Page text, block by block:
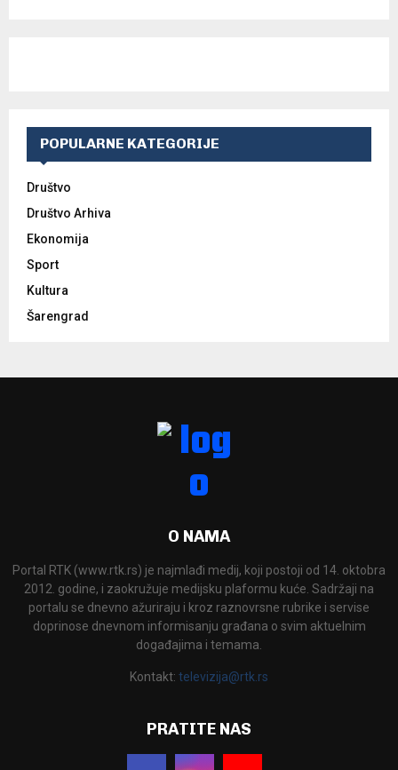
POPULARNE KATEGORIJE
Društvo
Društvo Arhiva
Ekonomija
Sport
Kultura
Šarengrad
O NAMA
Portal RTK (www.rtk.rs) je najmlađi medij, koji postoji od 14. oktobra
2012. godine, i zaokružuje medijsku plaformu kuće. Sadržaji na
portalu se dnevno ažuriraju i kroz raznovrsne rubrike i servise
doprinose dnevnom informisanju građana o svim aktuelnim
događajima i temama.
Kontakt: televizija@rtk.rs
PRATITE NAS